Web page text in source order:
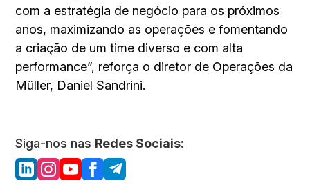
com a estratégia de negócio para os próximos
anos, maximizando as operações e fomentando
a criação de um time diverso e com alta
performance”, reforça o diretor de Operações da
Müller, Daniel Sandrini.
Siga-nos nas Redes Sociais: